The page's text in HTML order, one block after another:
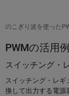
のこぎり波を使った
PWMの活用例
スイッチング・
スイッチング・レ
換して出力する電源